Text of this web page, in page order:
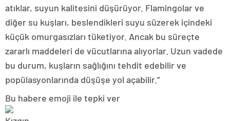
atıklar, suyun kalitesini düşürüyor. Flamingolar ve
diğer su kuşları, beslendikleri suyu süzerek içindeki
küçük omurgasızları tüketiyor. Ancak bu süreçte
zararlı maddeleri de vücutlarına alıyorlar. Uzun vadede
bu durum, kuşların sağlığını tehdit edebilir ve
popülasyonlarında düşüşe yol açabilir.”
Bu habere emoji ile tepki ver